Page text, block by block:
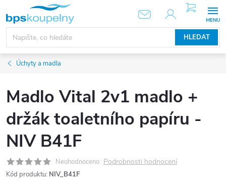
obsah
HLEDAT
NÁKUPNÍ
KOŠÍK
Úchyty a madla
Madlo Vital 2v1 madlo +
držák toaletního papíru -
NIV B41F
Neohodnoceno Podrobnosti hodnocení
Kód produktu: NIV_B41F